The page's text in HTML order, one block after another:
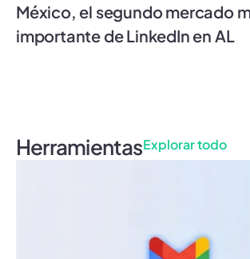
México, el segundo mercado
importante de LinkedIn en AL
HerramientasExplorar todo